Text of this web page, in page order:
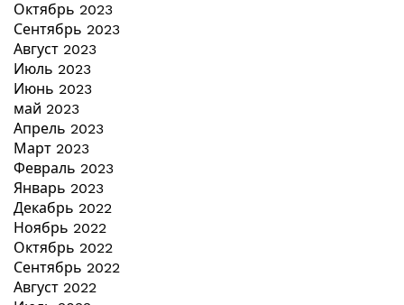
Октябрь 2023
Сентябрь 2023
Август 2023
Июль 2023
Июнь 2023
май 2023
Апрель 2023
Март 2023
Февраль 2023
Январь 2023
Декабрь 2022
Ноябрь 2022
Октябрь 2022
Сентябрь 2022
Август 2022